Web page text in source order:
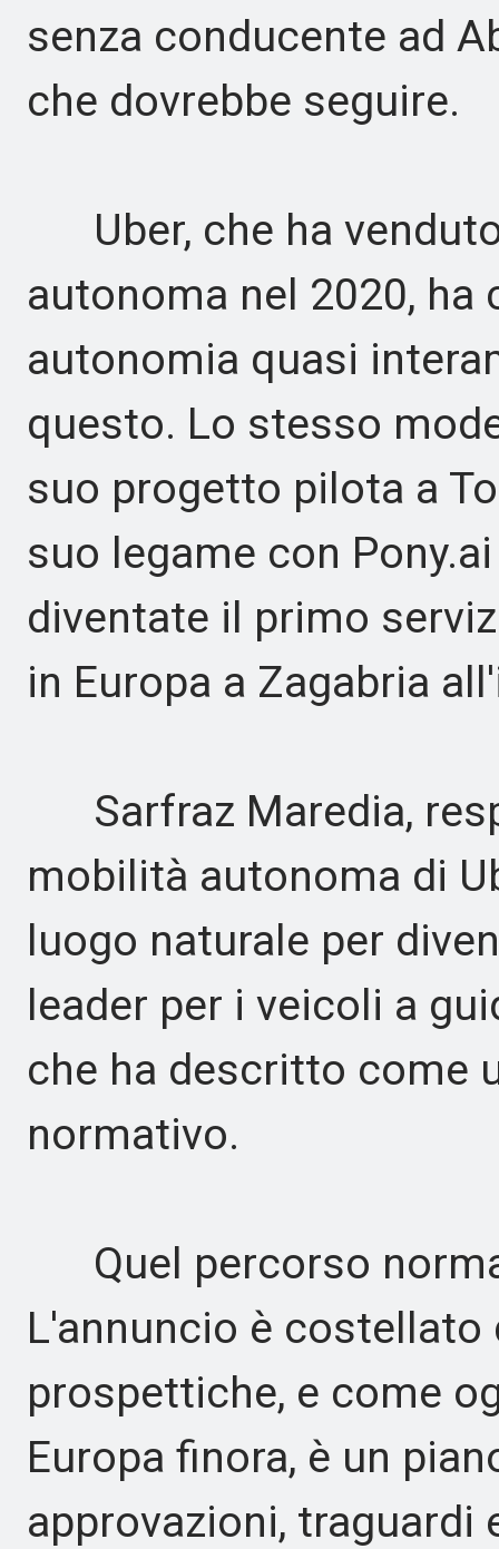
senza conducente ad
che dovrebbe seguire.
Uber, che ha
autonoma nel 2020,
autonomia quasi
questo. Lo stesso
suo progetto pilota a
suo legame con
diventate il primo
in Europa a Zagabria
Sarfraz Maredia,
mobilità autonoma di
luogo naturale per
leader per i veicoli a
che ha descritto come
normativo.
Quel percorso
L'annuncio è
prospettiche, e come
Europa finora, è un
approvazioni,